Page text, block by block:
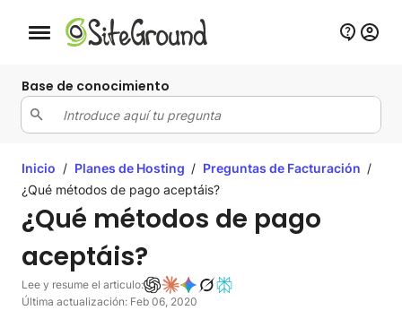
Botón de navegación móvil
Base de conocimiento
Inicio / Planes de Hosting / Preguntas de Facturación /
¿Qué métodos de pago aceptáis?
¿Qué métodos de pago
aceptáis?
Lee y resume el articulo:
Última actualización: Feb 06, 2020